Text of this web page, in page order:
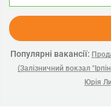
Популярні вакансії:
(Залізничний вокзал
Юрія